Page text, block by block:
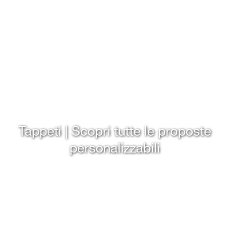
Tappeti | Scopri tutte le proposte
personalizzabili